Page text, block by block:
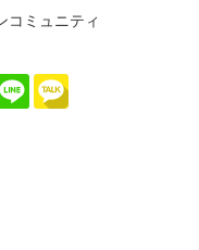
ミュニティ